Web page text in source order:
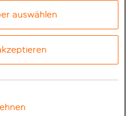
auswählen